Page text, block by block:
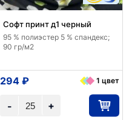
Софт принт д1 черный
95 % полиэстер 5 % спандекс;
90 гр/м2
+
-
294 ₽ 1 цвет